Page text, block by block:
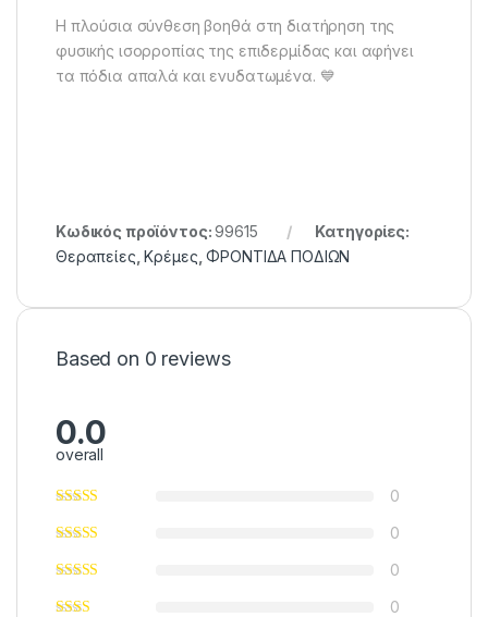
Η πλούσια σύνθεση βοηθά στη διατήρηση της
φυσικής ισορροπίας της επιδερμίδας και αφήνει
τα πόδια απαλά και ενυδατωμένα. 💙
Κωδικός προϊόντος:99615
Κατηγορίες:
Θεραπείες ,Κρέμες ,ΦΡΟΝΤΙΔΑ ΠΟΔΙΩΝ
Based on 0 reviews
0.0
overall
0
0
0
0